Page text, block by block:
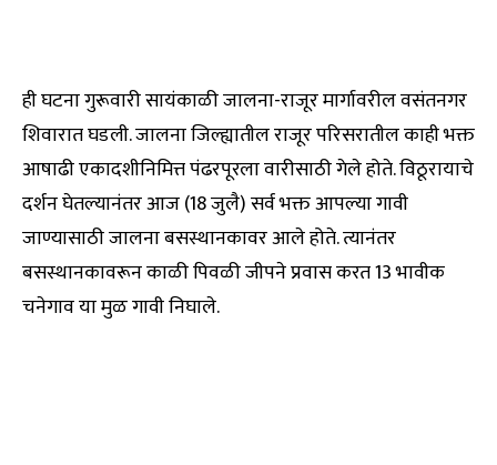
ही घटना गुरूवारी सायंकाळी जालना-राजूर मार्गावरील वसंतनगर
शिवारात घडली. जालना जिल्ह्यातील राजूर परिसरातील काही भक्त
आषाढी एकादशीनिमित्त पंढरपूरला वारीसाठी गेले होते. विठूरायाचे
दर्शन घेतल्यानंतर आज (18 जुलै) सर्व भक्त आपल्या गावी
जाण्यासाठी जालना बसस्थानकावर आले होते. त्यानंतर
बसस्थानकावरून काळी पिवळी जीपने प्रवास करत 13 भावीक
चनेगाव या मुळ गावी निघाले.